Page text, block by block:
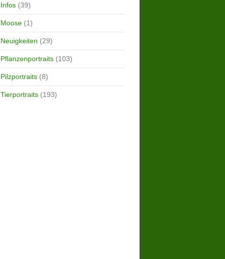
Infos(39)
Moose(1)
Neuigkeiten (29)
Pflanzenportraits(103)
Pilzportraits(8)
Tierportraits(193)